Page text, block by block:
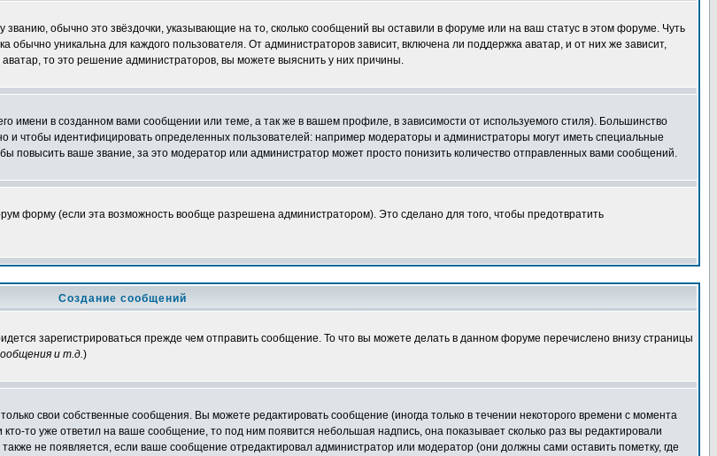
обычно это звёздочки, указывающие на то, сколько сообщений вы оставили в форуме или на ваш статус в этом форуме. Чуть
уникальна для каждого пользователя. От администраторов зависит, включена ли поддержка аватар, и от них же зависит,
то это решение администраторов, вы можете выяснить у них причины.
в созданном вами сообщении или теме, а так же в вашем профиле, в зависимости от используемого стиля). Большинство
и чтобы идентифицировать определенных пользователей: например модераторы и администраторы могут иметь специальные
повысить ваше звание, за это модератор или администратор может просто понизить количество отправленных вами сообщений.
форму (если эта возможность вообще разрешена администратором). Это сделано для того, чтобы предотвратить
Создание сообщений
зарегистрироваться прежде чем отправить сообщение. То что вы можете делать в данном форуме перечислено внизу страницы
и т.д.)
свои собственные сообщения. Вы можете редактировать сообщение (иногда только в течении некоторого времени с момента
то уже ответил на ваше сообщение, то под ним появится небольшая надпись, она показывает сколько раз вы редактировали
не появляется, если ваше сообщение отредактировал администратор или модератор (они должны сами оставить пометку, где